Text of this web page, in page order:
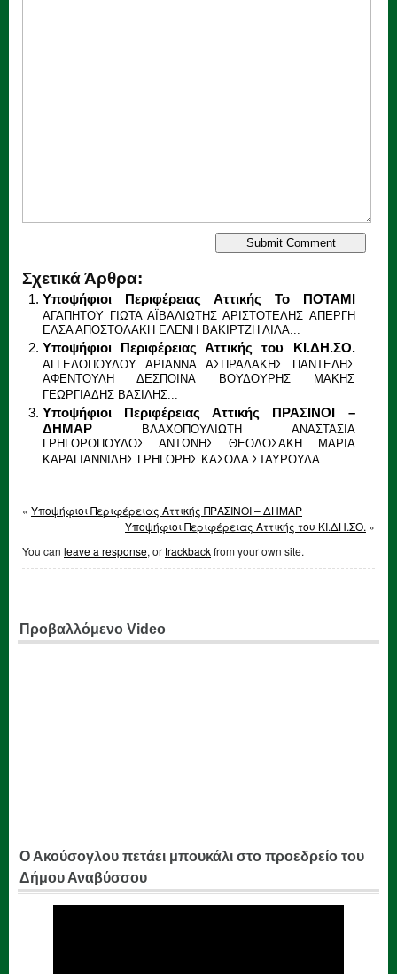
Σχετικά Άρθρα:
Υποψήφιοι Περιφέρειας Αττικής Το ΠΟΤΑΜΙ
ΑΓΑΠΗΤΟΥ ΓΙΩΤΑ ΑΪΒΑΛΙΩΤΗΣ ΑΡΙΣΤΟΤΕΛΗΣ ΑΠΕΡΓΗ
ΕΛΣΑ ΑΠΟΣΤΟΛΑΚΗ ΕΛΕΝΗ ΒΑΚΙΡΤΖΗ ΛΙΛΑ...
Υποψήφιοι Περιφέρειας Αττικής του ΚΙ.ΔΗ.ΣΟ.
ΑΓΓΕΛΟΠΟΥΛΟΥ ΑΡΙΑΝΝΑ ΑΣΠΡΑΔΑΚΗΣ ΠΑΝΤΕΛΗΣ
ΑΦΕΝΤΟΥΛΗ ΔΕΣΠΟΙΝΑ ΒΟΥΔΟΥΡΗΣ ΜΑΚΗΣ
ΓΕΩΡΓΙΑΔΗΣ ΒΑΣΙΛΗΣ...
Υποψήφιοι Περιφέρειας Αττικής ΠΡΑΣΙΝΟΙ –
ΔΗΜΑΡ
ΒΛΑΧΟΠΟΥΛΙΩΤΗ ΑΝΑΣΤΑΣΙΑ
ΓΡΗΓΟΡΟΠΟΥΛΟΣ ΑΝΤΩΝΗΣ ΘΕΟΔΟΣΑΚΗ ΜΑΡΙΑ
ΚΑΡΑΓΙΑΝΝΙΔΗΣ ΓΡΗΓΟΡΗΣ ΚΑΣΟΛΑ ΣΤΑΥΡΟΥΛΑ...
« Υποψήφιοι Περιφέρειας Αττικής ΠΡΑΣΙΝΟΙ – ΔΗΜΑΡ
Υποψήφιοι Περιφέρειας Αττικής του ΚΙ.ΔΗ.ΣΟ. »
You can leave a response, ortrackbackfrom your own site.
Προβαλλόμενο Video
Ο Ακούσογλου πετάει μπουκάλι στο προεδρείο του
Δήμου Αναβύσσου